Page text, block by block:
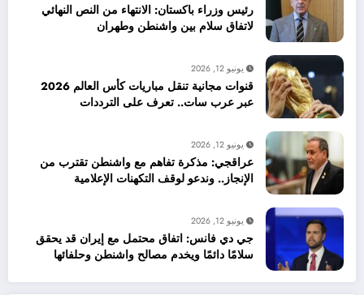
رئيس وزراء باكستان: الانتهاء من النص النهائي
لاتفاق سلام بين واشنطن وطهران
يونيو 12, 2026
قنوات مجانية تنقل مباريات كأس العالم 2026
عبر عرب سات.. تعرف على الترددات
يونيو 12, 2026
عراقجي: مذكرة تفاهم مع واشنطن تقترب من
الإنجاز.. وندعو لوقف التكهنات الإعلامية
يونيو 12, 2026
جي دي فانس: اتفاق محتمل مع إيران قد يحقق
سلامًا دائمًا ويخدم مصالح واشنطن وحلفائها